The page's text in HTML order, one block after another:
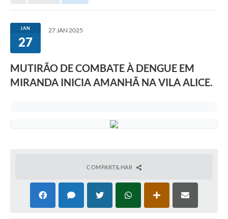
JAN
27
27 JAN 2025
MUTIRÃO DE COMBATE À DENGUE EM
MIRANDA INICIA AMANHÃ NA VILA ALICE.
COMPARTILHAR